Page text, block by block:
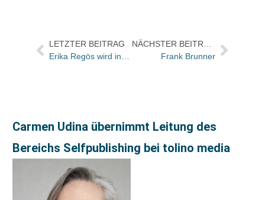
LETZTER BEITRAG
Frank Brunner
Carmen Udina übernimmt Leitung des
Bereichs Selfpublishing bei tolino media